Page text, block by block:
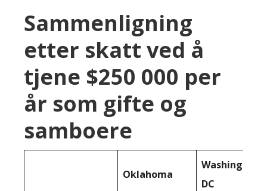
Sammenligning
etter skatt ved å
tjene $250 000 per
år som gifte og
samboere
Oklahoma
Washington
DC